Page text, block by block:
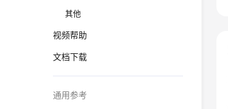
其他
视频帮助
文档下载
通用参考